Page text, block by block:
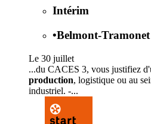
Intérim
•Belmont-
Le 30 juillet
...du CACES 3, vous justifiez
production, logistique ou au
industriel. -...